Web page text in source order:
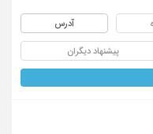
آدرس
پیشنهاد دیگران